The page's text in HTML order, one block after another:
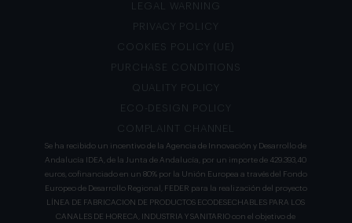
LEGAL WARNING
PRIVACY POLICY
COOKIES POLICY (UE)
PURCHASE CONDITIONS
QUALITY POLICY
ECO-DESIGN POLICY
COMPLAINT CHANNEL
Se ha recibido un incentivo de la Agencia de Innovación y Desarrollo de
Andalucía IDEA, de la Junta de Andalucía, por un importe de 429.393,40
euros, cofinanciado en un 80% por la Unión Europea a través del Fondo
Europeo de Desarrollo Regional, FEDER para la realización del proyecto
LÍNEA DE FABRICACION DE PRODUCTOS ECODESECHABLES PARA LOS
CANALES DE HORECA, INDUSTRIA Y SANITARIO con el objetivo de